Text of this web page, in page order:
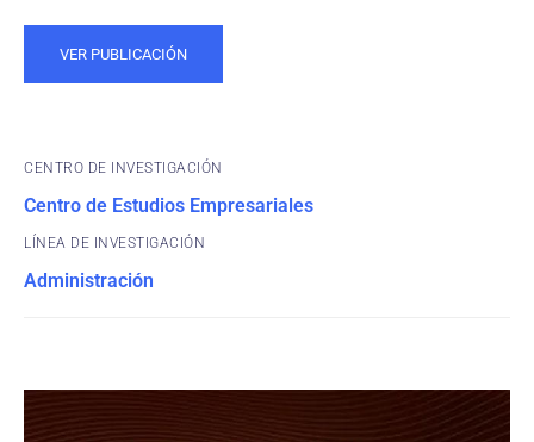
VER PUBLICACIÓN
CENTRO DE INVESTIGACIÓN
Centro de Estudios Empresariales
Administración